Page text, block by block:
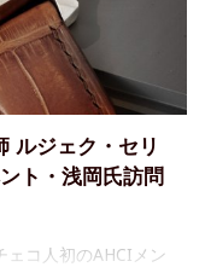
ルジェク・セリ
ト・浅岡氏訪問
ェコ人初のAHCIメン